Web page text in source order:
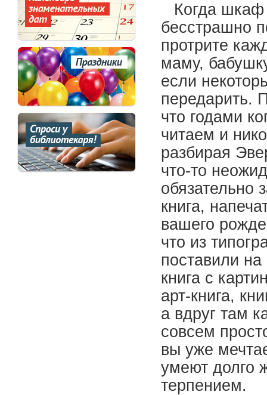
Когда шкаф
бесстрашно
протрите
маму,
если
передарить.
что годами
читаем и
разбирая
что-то
обязательно
книга,
вашего
что из
поставили
книга с
арт-книга,
а вдруг там
совсем
вы уже
умеют долго
терпением.